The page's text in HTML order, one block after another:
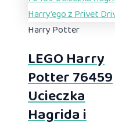
Harry Potter
LEGO Harry
Potter 76459
Ucieczka
Hagrida i